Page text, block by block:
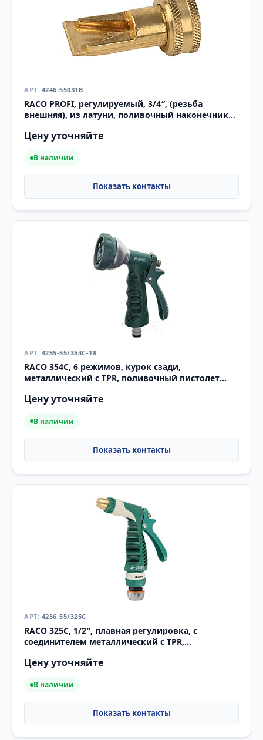
4246-55031B
RACO PROFI, регулируемый, 3/4″, (резьба
внешняя), из латуни, поливочный наконечник
Цену уточняйте
В наличии
4255-55/354C-18
RACO 354C, 6 режимов, курок сзади,
металлический с TPR, поливочный пистолет
Цену уточняйте
В наличии
4256-55/325C
RACO 325C, 1/2″, плавная регулировка, с
соединителем металлический с TPR,
Цену уточняйте
В наличии